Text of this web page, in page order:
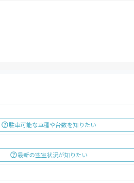
駐車可能な車種や台数を知りたい
最新の空室状況が知りたい